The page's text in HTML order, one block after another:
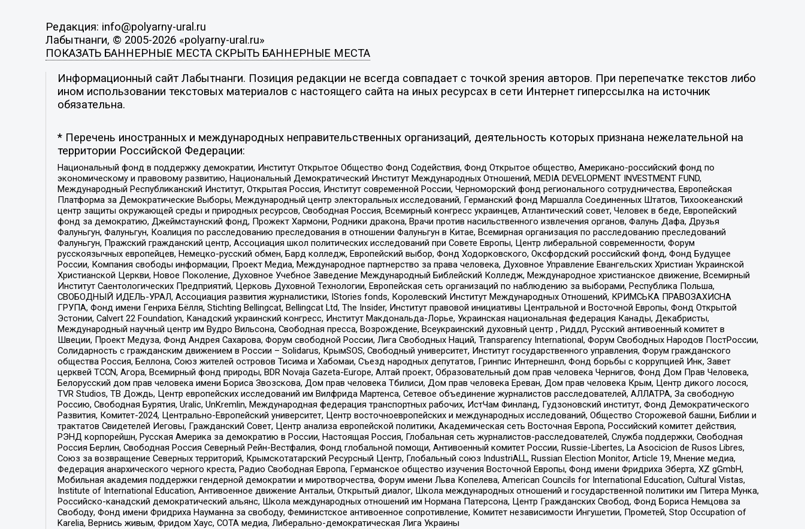
Редакция: info@polyarny-ural.ru
Лабытнанги, © 2005-2026 «polyarny-ural.ru»
ПОКАЗАТЬ БАННЕРНЫЕ МЕСТА СКРЫТЬ БАННЕРНЫЕ МЕСТА
Информационный сайт Лабытнанги. Позиция редакции не всегда совпадает с точкой зрения авторов. При перепечатке текстов либо
ином использовании текстовых материалов с настоящего сайта на иных ресурсах в сети Интернет гиперссылка на источник
обязательна.
* Перечень иностранных и международных неправительственных организаций, деятельность которых признана нежелательной на
территории Российской Федерации:
Национальный фонд в поддержку демократии, Институт Открытое Общество Фонд Содействия, Фонд Открытое общество, Американо-российский фонд по
экономическому и правовому развитию, Национальный Демократический Институт Международных Отношений, MEDIA DEVELOPMENT INVESTMENT FUND,
Международный Республиканский Институт, Открытая Россия, Институт современной России, Черноморский фонд регионального сотрудничества, Европейская
Платформа за Демократические Выборы, Международный центр электоральных исследований, Германский фонд Маршалла Соединенных Штатов, Тихоокеанский
центр защиты окружающей среды и природных ресурсов, Свободная Россия, Всемирный конгресс украинцев, Атлантический совет, Человек в беде, Европейский
фонд за демократию, Джеймстаунский фонд, Прожект Хармони, Родники дракона, Врачи против насильственного извлечения органов, Фалунь Дафа, Друзья
Фалуньгун, Фалуньгун, Коалиция по расследованию преследования в отношении Фалуньгун в Китае, Всемирная организация по расследованию преследований
Фалуньгун, Пражский гражданский центр, Ассоциация школ политических исследований при Совете Европы, Центр либеральной современности, Форум
русскоязычных европейцев, Немецко-русский обмен, Бард колледж, Европейский выбор, Фонд Ходорковского, Оксфордский российский фонд, Фонд Будущее
России, Компания свободы информации, Проект Медиа, Международное партнерство за права человека, Духовное Управление Евангельских Христиан Украинской
Христианской Церкви, Новое Поколение, Духовное Учебное Заведение Международный Библейский Колледж, Международное христианское движение, Всемирный
Институт Саентологических Предприятий, Церковь Духовной Технологии, Европейская сеть организаций по наблюдению за выборами, Республика Польша,
СВОБОДНЫЙ ИДЕЛЬ-УРАЛ, Ассоциация развития журналистики, IStories fonds, Королевский Институт Международных Отношений, КРИМСЬКА ПРАВОЗАХИСНА
ГРУПА, Фонд имени Генриха Бёлля, Stichting Bellingcat, Bellingcat Ltd, The Insider, Институт правовой инициативы Центральной и Восточной Европы, Фонд Открытой
Эстонии, Calvert 22 Foundation, Канадский украинский конгресс, Институт Макдональда-Лорье, Украинская национальная федерация Канады, Декабристы,
Международный научный центр им Вудро Вильсона, Свободная пресса, Возрождение, Всеукраинский духовный центр , Риддл, Русский антивоенный комитет в
Швеции, Проект Медуза, Фонд Андрея Сахарова, Форум свободной России, Лига Свободных Наций, Transparеncy International, Форум Свободных Народов ПостРоссии,
Солидарность с гражданским движением в России – Solidarus, КрымSOS, Свободный университет, Институт государственного управления, Форум гражданского
общества Россия, Беллона, Союз жителей островов Тисима и Хабомаи, Съезд народных депутатов, Гринпис Интернешнл, Фонд борьбы с коррупцией Инк, Завет
церквей TCCN, Агора, Всемирный фонд природы, BDR Novaja Gazeta-Europe, Алтай проект, Образовательный дом прав человека Чернигов, Фонд Дом Прав Человека,
Белорусский дом прав человека имени Бориса Звозскова, Дом прав человека Тбилиси, Дом прав человека Ереван, Дом прав человека Крым, Центр дикого лосося,
TVR Studios, ТВ Дождь, Центр европейских исследований им Вилфрида Мартенса, Сетевое объединение журналистов расследователей, АЛЛАТРА, За свободную
Россию, Свободная Бурятия, Uralic, UnKremlin, Международная федерация транспортных рабочих, ИстЧам Финланд, Гудзоновский институт, Фонд Демократического
Развития, Комитет-2024, Центрально-Европейский университет, Центр восточноевропейских и международных исследований, Общество Сторожевой башни, Библии и
трактатов Свидетелей Иеговы, Гражданский Совет, Центр анализа европейской политики, Академическая сеть Восточная Европа, Российский комитет действия,
РЭНД корпорейшн, Русская Америка за демократию в России, Настоящая Россия, Глобальная сеть журналистов-расследователей, Служба поддержки, Свободная
Россия Берлин, Свободная Россия Северный Рейн-Вестфалия, Фонд глобальной помощи, Антивоенный комитет России, Russie-Libertes, La Asocicion de Rusos Libres,
Союз за возвращение Северных территорий, Крымскотатарский Ресурсный Центр, Глобальный союз IndustriALL, Russian Election Monitor, Article 19, Мнение медиа,
Федерация анархического черного креста, Радио Свободная Европа, Германское общество изучения Восточной Европы, Фонд имени Фридриха Эберта, XZ gGmbH,
Мобильная академия поддержки гендерной демократии и миротворчества, Форум имени Льва Копелева, American Councils for International Education, Cultural Vistas,
Institute of International Education, Антивоенное движение Антальи, Открытый диалог, Школа международных отношений и государственной политики им Питера Мунка,
Российско-канадский демократический альянс, Школа международных отношений им Нормана Патерсона, Центр Гражданских Свобод, Фонд Бориса Немцова за
Свободу, Фонд имени Фридриха Науманна за свободу, Феминистское антивоенное сопротивление, Комитет независимости Ингушетии, Прометей, Stop Occupation of
Karelia, Вернись живым, Фридом Хаус, СОТА медиа, Либерально-демократическая Лига Украины